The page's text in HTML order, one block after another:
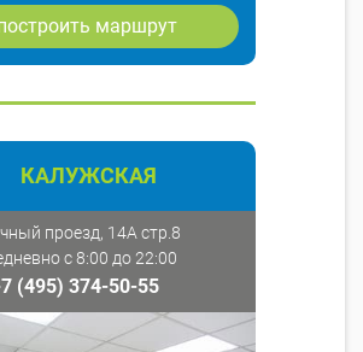
маршрут
КАЛУЖСКАЯ
проезд, 14А стр.8
с 8:00 до 22:00
(495) 374-50-55